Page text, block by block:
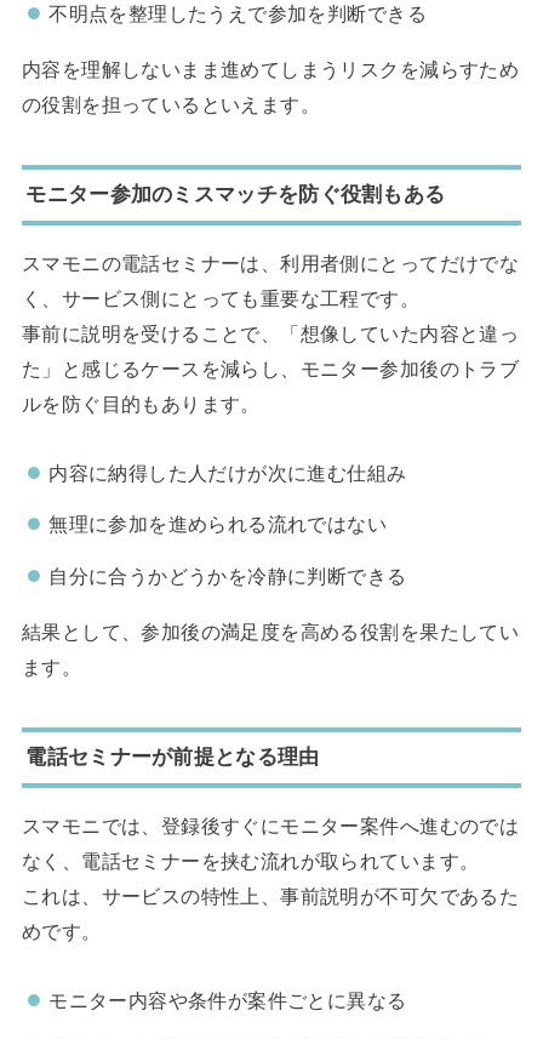
不明点を整理したうえで参加を判断できる
内容を理解しないまま進めてしまうリスクを減らすため
の役割を担っているといえます。
モニター参加のミスマッチを防ぐ役割もある
スマモニの電話セミナーは、利用者側にとってだけでな
く、サービス側にとっても重要な工程です。
事前に説明を受けることで、「想像していた内容と違っ
た」と感じるケースを減らし、モニター参加後のトラブ
ルを防ぐ目的もあります。
内容に納得した人だけが次に進む仕組み
無理に参加を進められる流れではない
自分に合うかどうかを冷静に判断できる
結果として、参加後の満足度を高める役割を果たしてい
ます。
電話セミナーが前提となる理由
スマモニでは、登録後すぐにモニター案件へ進むのでは
なく、電話セミナーを挟む流れが取られています。
これは、サービスの特性上、事前説明が不可欠であるた
めです。
モニター内容や条件が案件ごとに異なる